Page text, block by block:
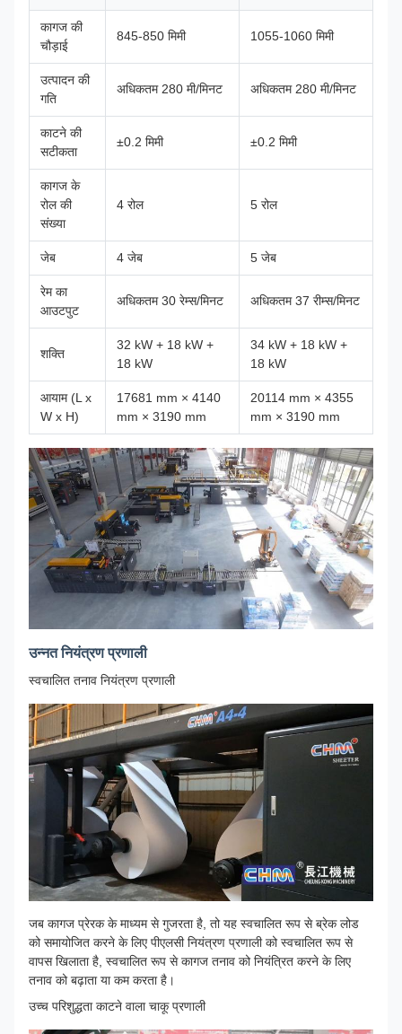
कागज की
चौड़ाई
845-850 मिमी 1055-1060 मिमी
उत्पादन की
गति
अधिकतम 280 मी/मिनट अधिकतम 280 मी/मिनट
काटने की
सटीकता
±0.2 मिमी ±0.2 मिमी
कागज के
रोल की
संख्या
4 रोल 5 रोल
जेब 4 जेब 5 जेब
रेम का
आउटपुट
अधिकतम 30 रेम्स/मिनट अधिकतम 37 रीम्स/मिनट
शक्ति
32 kW + 18 kW +
18 kW
34 kW + 18 kW +
18 kW
आयाम (L x
W x H)
17681 mm × 4140
mm × 3190 mm
20114 mm × 4355
mm × 3190 mm
उन्नत नियंत्रण प्रणाली
स्वचालित तनाव नियंत्रण प्रणाली
जब कागज प्रेरक के माध्यम से गुजरता है, तो यह स्वचालित रूप से ब्रेक लोड
को समायोजित करने के लिए पीएलसी नियंत्रण प्रणाली को स्वचालित रूप से
वापस खिलाता है, स्वचालित रूप से कागज तनाव को नियंत्रित करने के लिए
तनाव को बढ़ाता या कम करता है।
उच्च परिशुद्धता काटने वाला चाकू प्रणाली